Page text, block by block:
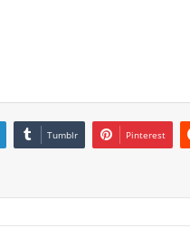
Tumblr Pinterest